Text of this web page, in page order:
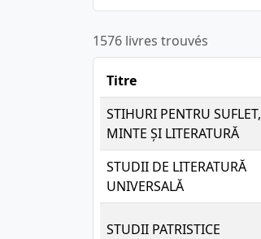
1576 livres trouvés
Titre
STIHURI PENTRU SUFLET,
MINTE ȘI LITERATURĂ
STUDII DE LITERATURĂ
UNIVERSALĂ
STUDII PATRISTICE